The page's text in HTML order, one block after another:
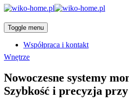
Toggle menu
Współpraca i kontakt
Categories
Wnętrze
Nowoczesne systemy
Szybkość i precyzja